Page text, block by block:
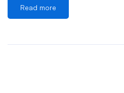
之前，請查看帖子： 了解帖子
Read more